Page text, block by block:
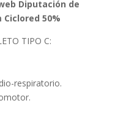
Diputación de
50%
TIPO C:
respiratorio.